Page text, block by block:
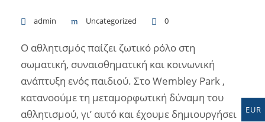
admin Uncategorized 0
Ο αθλητισμός παίζει ζωτικό ρόλο στη
σωματική, συναισθηματική και κοινωνική
ανάπτυξη ενός παιδιού. Στο Wembley Park ,
κατανοούμε τη μεταμορφωτική δύναμη του
αθλητισμού, γι’ αυτό και έχουμε δημιουργήσει
EUR